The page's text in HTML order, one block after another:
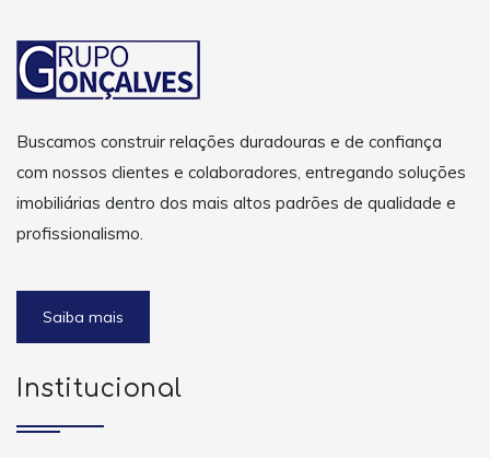
Buscamos construir relações duradouras e de confiança
com nossos clientes e colaboradores, entregando soluções
imobiliárias dentro dos mais altos padrões de qualidade e
profissionalismo.
Saiba mais
Institucional